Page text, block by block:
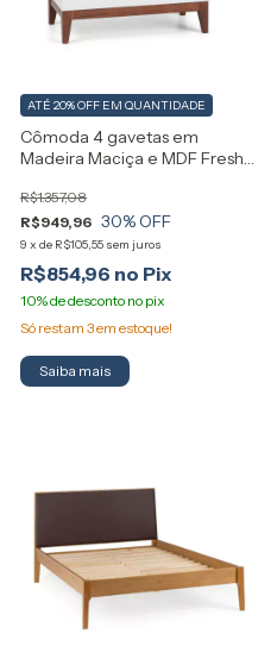
Cômoda 4 gavetas em
Madeira Maciça e MDF Fresh
R$949,96
R$1.357,08
30% OFF
9 x de R$105,55 sem juros
ATÉ 20% OFF EM QUANTIDADE
R$854,96
Só restam 3em estoque!
Saiba mais